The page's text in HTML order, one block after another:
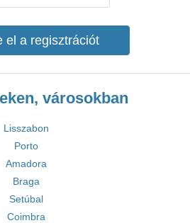
el a regisztrációt
városokban
Lisszabon
Porto
Amadora
Braga
Setúbal
Coimbra